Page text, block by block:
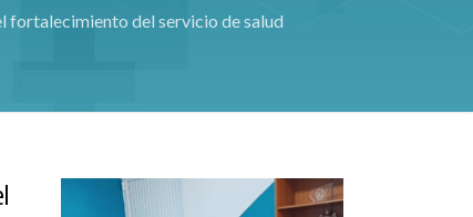
fortalecimiento del servicio de salud